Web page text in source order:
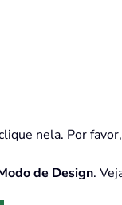
nela. Por
de Design.